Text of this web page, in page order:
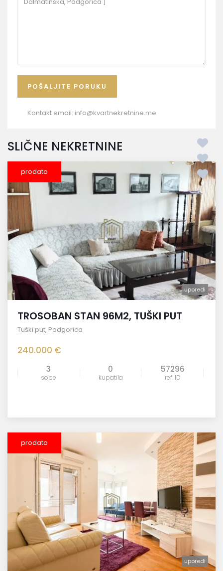
Kontakt email: info@kvartnekretnine.me
SLIČNE NEKRETNINE
prodato
uporedi
TROSOBAN STAN 96M2, TUŠKI PUT
Tuški put, Podgorica
240.000 €
3
sobe
0
kupatila
57296
ref. ID
prodato
uporedi